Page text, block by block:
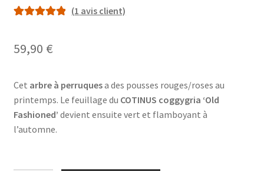
notation
(1 avis client)
59,90 €
Cet arbre à perruquesa des pousses rouges/roses au
printemps. Le feuillage du COTINUS coggygria ‘Old
Fashioned’ devient ensuite vert et flamboyant à
l’automne.